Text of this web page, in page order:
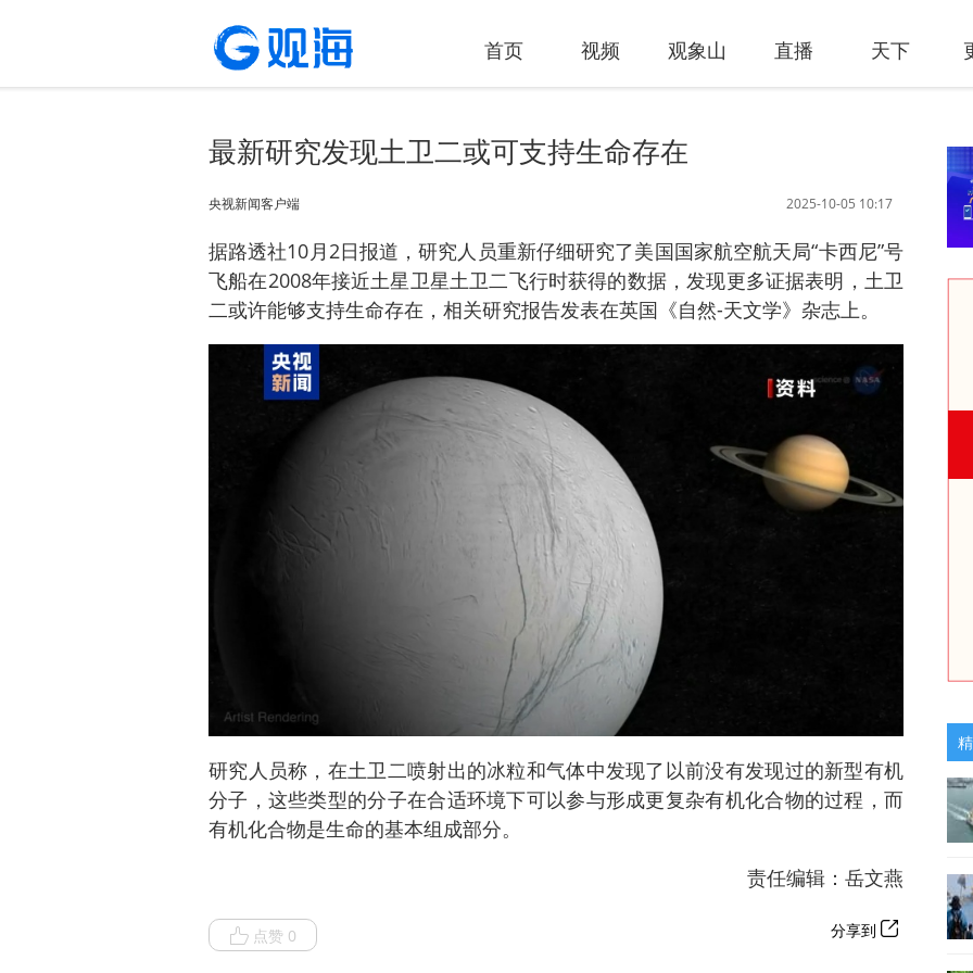
首页 视频 观象山 直播 天下
最新研究发现土卫二或可支持生命存在
2025-10-05 10:17
央视新闻客户端
据路透社10月2日报道，研究人员重新仔细研究了美国国家航空航天局“卡西尼”号
飞船在2008年接近土星卫星土卫二飞行时获得的数据，发现更多证据表明，土卫
二或许能够支持生命存在，相关研究报告发表在英国《自然-天文学》杂志上。
研究人员称，在土卫二喷射出的冰粒和气体中发现了以前没有发现过的新型有机
分子，这些类型的分子在合适环境下可以参与形成更复杂有机化合物的过程，而
有机化合物是生命的基本组成部分。
责任编辑：岳文燕
点赞 0 分享到